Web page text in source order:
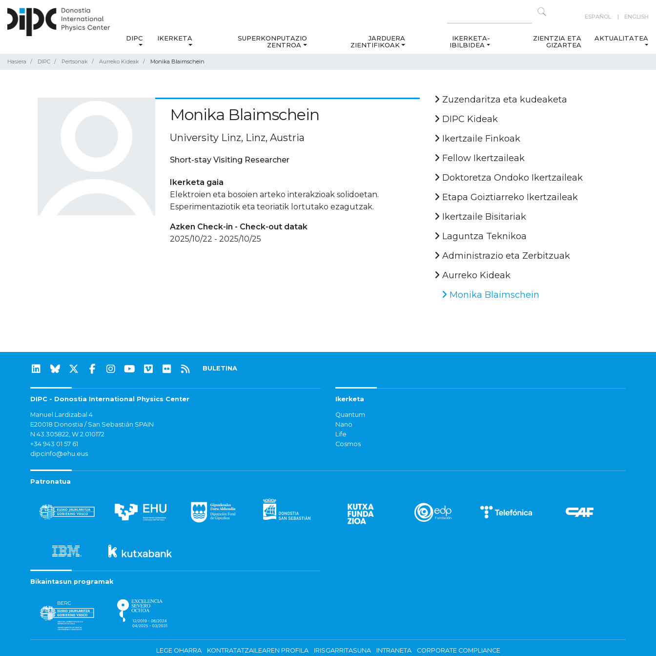
ESPAÑOL ENGLISH
DIPC IKERKETA
SUPERKONPUTAZIO
ZENTROA
JARDUERA
ZIENTIFIKOAK
IKERKETA-
IBILBIDEA
ZIENTZIA ETA
GIZARTEA
AKTUALITATEA
Hasiera DIPC Pertsonak Aurreko Kideak Monika Blaimschein
Monika Blaimschein
University Linz, Linz, Austria
Short-stay Visiting Researcher
Ikerketa gaia
Elektroien eta bosoien arteko interakzioak solidoetan.
Esperimentaziotik eta teoriatik lortutako ezagutzak.
Azken Check-in - Check-out datak
2025/10/22 - 2025/10/25
Zuzendaritza eta kudeaketa
DIPC Kideak
Ikertzaile Finkoak
Fellow Ikertzaileak
Doktoretza Ondoko Ikertzaileak
Etapa Goiztiarreko Ikertzaileak
Ikertzaile Bisitariak
Laguntza Teknikoa
Administrazio eta Zerbitzuak
Aurreko Kideak
Monika Blaimschein
BULETINA
DIPC - Donostia International Physics Center
Manuel Lardizabal 4
E20018 Donostia / San Sebastián SPAIN
N 43.305822, W 2.010172
+34 943 01 57 61
dipcinfo@ehu.eus
Ikerketa
Quantum
Nano
Life
Cosmos
Patronatua
Bikaintasun programak
LEGE OHARRA KONTRATATZAILEAREN PROFILA IRISGARRITASUNA INTRANETA CORPORATE COMPLIANCE